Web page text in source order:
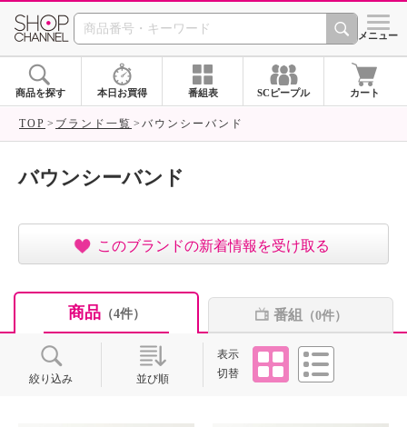
SHOP CHANNEL ショッ
メニュー
商品を探す 本日お買得 番組表 SCピープル カート
TOP ブランド一覧 バウンシーバンド
バウンシーバンド
このブランドの新着情報を受け取る
商品（4件） 番組 （0件）
絞り込み 並び順
表示
切替
タイル